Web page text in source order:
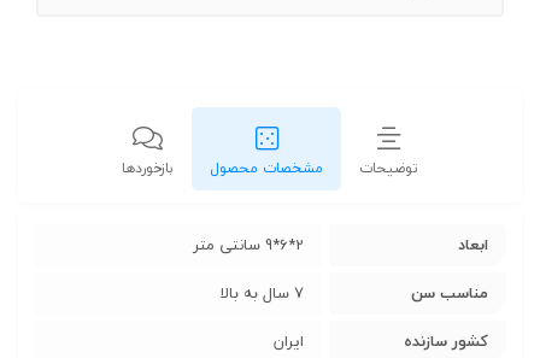
توضیحات مشخصات محصول بازخوردها
ابعاد
2*6*9 سانتی متر
مناسب سن
7 سال به بالا
کشور سازنده
ایران